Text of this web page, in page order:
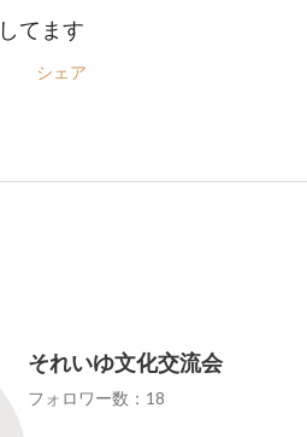
てます
シェア
それいゆ文化交流会
フォロワー数：18